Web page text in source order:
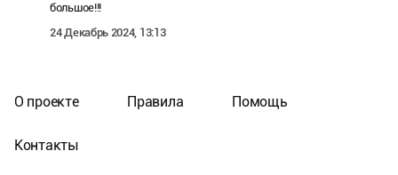
большое!!!
24 Декабрь 2024, 13:13
О проекте Правила Помощь
Контакты